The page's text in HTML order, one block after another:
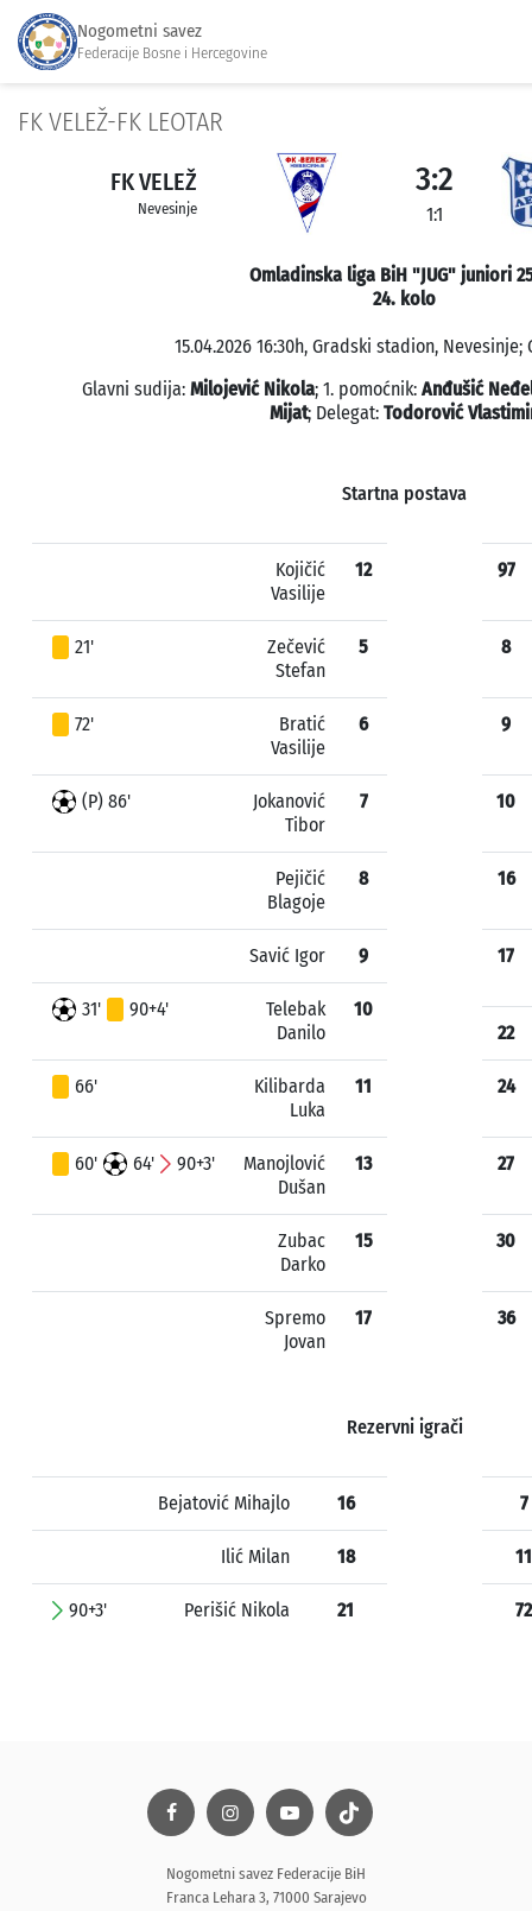
Nogometni savez
Federacije Bosne i Hercegovine
FK VELEŽ-FK LEOTAR
FK VELEŽ
Nevesinje
3:2
1:1
Omladinska liga BiH "JUG" juniori
24. kolo
15.04.2026 16:30h, Gradski stadion, Nevesinje;
Glavni sudija: Milojević Nikola; 1. pomoćnik: Anđušić
Mijat; Delegat: Todorović
Startna postava
Kojičić
Vasilije
12
21'
Zečević
Stefan
5
72'
Bratić
Vasilije
6
(P) 86'
Jokanović
Tibor
7
Pejičić
Blagoje
8
Savić Igor 9
31' 90+4'
Telebak
Danilo
10
66'
Kilibarda
Luka
11
60' 64' 90+3'
Manojlović
Dušan
13
Zubac
Darko
15
Spremo
Jovan
17
97
8
9
10
16
17
22
24
27
30
36
Rezervni igrači
Bejatović Mihajlo 16
Ilić Milan 18
90+3' Perišić Nikola 21
7
11
72
Nogometni savez Federacije BiH
Franca Lehara 3, 71000 Sarajevo